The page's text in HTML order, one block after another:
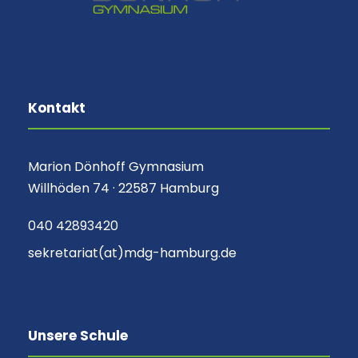
Kontakt
Marion Dönhoff Gymnasium
Willhöden 74 · 22587 Hamburg
040 42893420
sekretariat(at)mdg-hamburg.de
Unsere Schule